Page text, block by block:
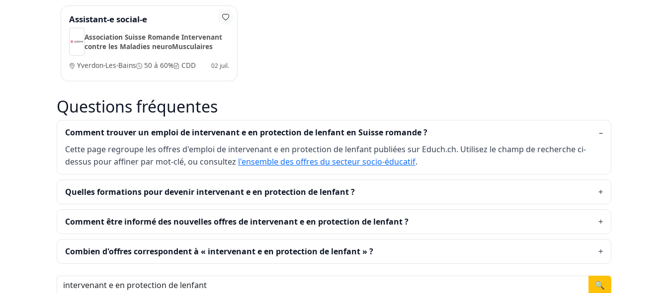
Assistant-e social-e
Association Suisse Romande Intervenant
contre les Maladies neuroMusculaires
Yverdon-Les-Bains
50 à 60% CDD 02 juil.
Questions fréquentes
Comment trouver un emploi de intervenant e en protection de lenfant en Suisse romande ?
Cette page regroupe les offres d'emploi de intervenant e en protection de lenfant publiées sur Educh.ch. Utilisez le champ de recherche ci-
dessus pour affiner par mot-clé, ou consultez l'ensemble des offres du secteur socio-éducatif.
Quelles formations pour devenir intervenant e en protection de lenfant ?
Comment être informé des nouvelles offres de intervenant e en protection de lenfant ?
Combien d'offres correspondent à « intervenant e en protection de lenfant » ?
🔍